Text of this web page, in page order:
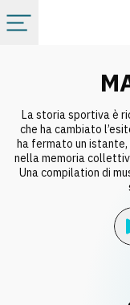
Album
Label
La storia sportiva è
che ha cambiato
ha fermato un
nella memoria
Una compilation di